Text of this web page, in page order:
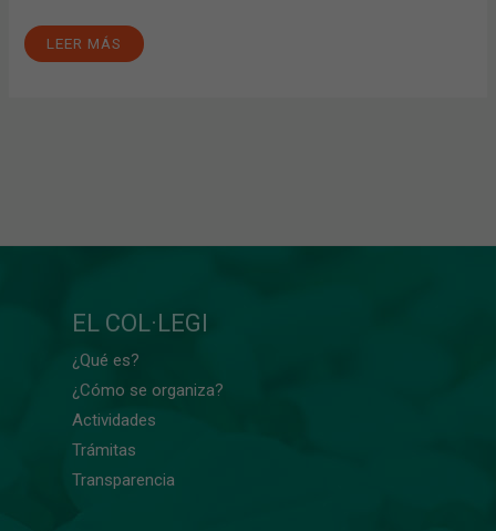
LEER MÁS
EL COL·LEGI
¿Qué es?
¿Cómo se organiza?
Actividades
Trámitas
Transparencia